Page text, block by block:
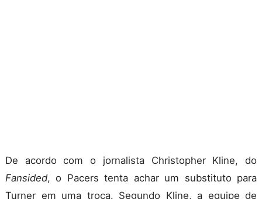
De acordo com o jornalista Christopher Kline, do
Fansided, o Pacers tenta achar um substituto para
Turner em uma troca. Segundo Kline, a equipe de